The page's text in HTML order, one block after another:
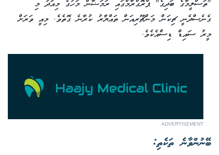
"ތަސްލީމާގެ ބަދިގެ" ޕްރޮގްރާމްގައި ރަމަޟާން މަހުގެ މިއަދު މި
ގެނެސްދެނީ ޗިކަން މަންޗޫރިއަން ތައްޔާރު ކުރާނެ ގޮތެވެ. މިއީ ވަރަށް
މީރު ސައިޑް ޑިސްއެކެވެ.
ADVERTISEMENT
ބޭނުންވާނެ ތަކެތި: